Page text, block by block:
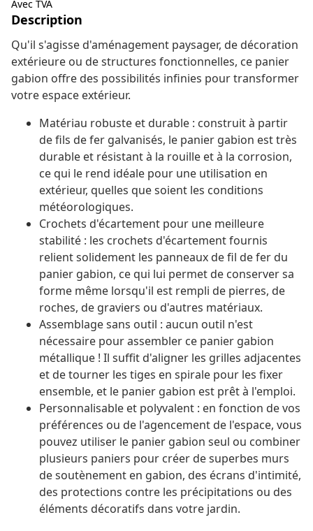
Avec TVA
Description
Qu'il s'agisse d'aménagement paysager, de décoration
extérieure ou de structures fonctionnelles, ce panier
gabion offre des possibilités infinies pour transformer
votre espace extérieur.
Matériau robuste et durable : construit à partir
de fils de fer galvanisés, le panier gabion est très
durable et résistant à la rouille et à la corrosion,
ce qui le rend idéale pour une utilisation en
extérieur, quelles que soient les conditions
météorologiques.
Crochets d'écartement pour une meilleure
stabilité : les crochets d'écartement fournis
relient solidement les panneaux de fil de fer du
panier gabion, ce qui lui permet de conserver sa
forme même lorsqu'il est rempli de pierres, de
roches, de graviers ou d'autres matériaux.
Assemblage sans outil : aucun outil n'est
nécessaire pour assembler ce panier gabion
métallique ! Il suffit d'aligner les grilles adjacentes
et de tourner les tiges en spirale pour les fixer
ensemble, et le panier gabion est prêt à l'emploi.
Personnalisable et polyvalent : en fonction de vos
préférences ou de l'agencement de l'espace, vous
pouvez utiliser le panier gabion seul ou combiner
plusieurs paniers pour créer de superbes murs
de soutènement en gabion, des écrans d'intimité,
des protections contre les précipitations ou des
éléments décoratifs dans votre jardin.